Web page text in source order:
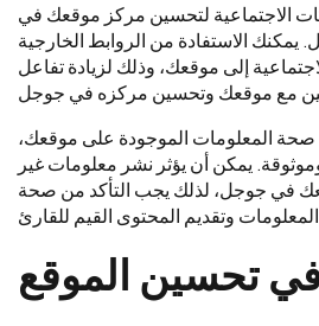
الاجتماعية لتحسين مركز موقعك في
يمكنك الاستفادة من الروابط الخارجية
إلى موقعك، وذلك لزيادة تفاعل
المعلومات الموجودة على موقعك،
وموثوقة. يمكن أن يؤثر نشر معلومات غير
في جوجل، لذلك يجب التأكد من صحة
في تحسين الموقع